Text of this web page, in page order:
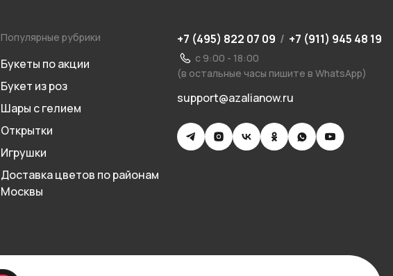
Популярные рубрики
Букеты по акции
Букет из роз
Шары с гелием
Открытки
Игрушки
Доставка цветов по районам
Москвы
+7 (495) 822 07 09 / +7 (911) 945 48 19
с 9:00 - 18:00
(в остальные часы пишите в WhatsApp)
support@azalianow.ru